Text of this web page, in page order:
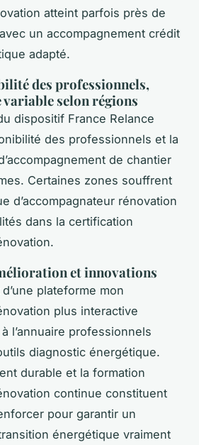
atteint parfois près de
un accompagnement crédit
adapté.
des professionnels,
selon régions
dispositif France Relance
des professionnels et la
de chantier
Certaines zones souffrent
d’accompagnateur rénovation
dans la certification
et innovations
plateforme mon
plus interactive
l’annuaire professionnels
diagnostic énergétique.
durable et la formation
continue constituent
pour garantir un
énergétique vraiment